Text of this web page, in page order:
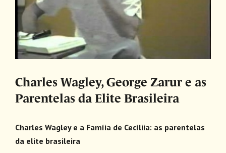
Charles Wagley, George Zarur e as
Parentelas da Elite Brasileira
Charles Wagley e a Famíia de Cecíliia: as parentelas
da elite brasileira